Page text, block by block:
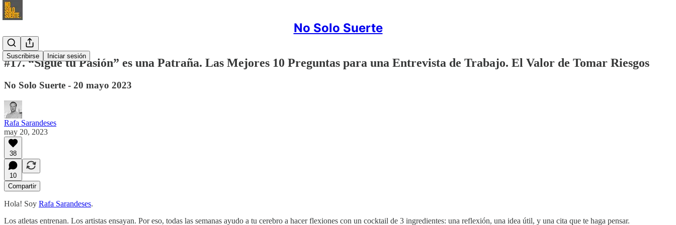
No Solo Suerte
Suscribirse Iniciar sesión
#17. “Sigue tu Pasión” es una Patraña. Las Mejores 10 Preguntas para una Entrevista de Trabajo. El Valor de Tomar Riesgos
No Solo Suerte - 20 mayo 2023
Rafa Sarandeses
may 20, 2023
38
10
Compartir
Hola! Soy Rafa Sarandeses.
Los atletas entrenan. Los artistas ensayan. Por eso, todas las semanas ayudo a tu cerebro a hacer flexiones con un cocktail de 3 ingredientes: una reflexión, una idea útil, y una cita que te haga pensar.